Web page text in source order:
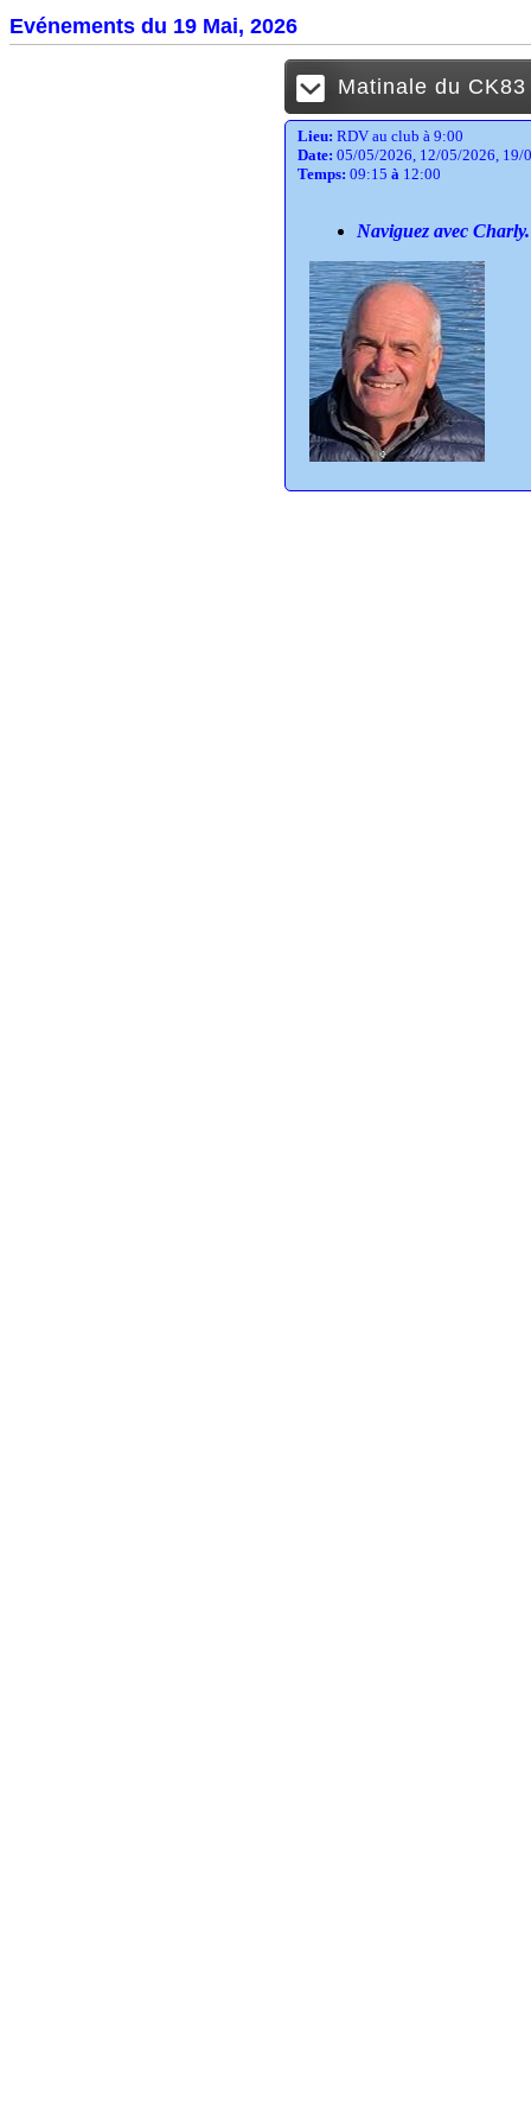
Evénements du 19 Mai, 2026
Matinale du CK83
Lieu: RDV au club à 9:00
Date: 05/05/2026, 12/05/2026, 19/
Temps: 09:15 à 12:00
Naviguez avec